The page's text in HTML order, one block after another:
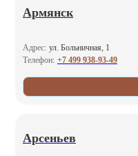
Армянск
Адрес: ул. Больничная, 1
Телефон: +7 499 938-93-49
Арсеньев